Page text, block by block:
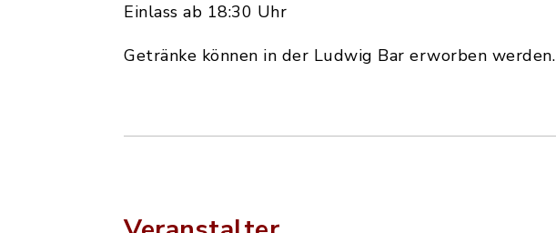
Einlass ab 18:30 Uhr
Getränke können in der Ludwig Bar erworben werden.